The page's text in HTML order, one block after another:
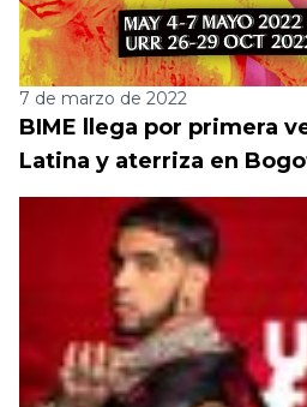
7 de marzo de 2022
BIME llega por primera
Latina y aterriza en